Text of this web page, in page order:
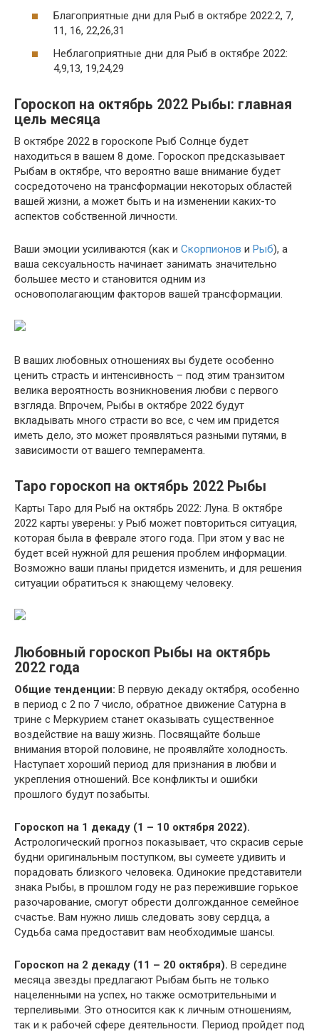
Благоприятные дни для Рыб в октябре 2022:2, 7,
11, 16, 22,26,31
Неблагоприятные дни для Рыб в октябре 2022:
4,9,13, 19,24,29
Гороскоп на октябрь 2022 Рыбы: главная
цель месяца
В октябре 2022 в гороскопе Рыб Солнце будет
находиться в вашем 8 доме. Гороскоп предсказывает
Рыбам в октябре, что вероятно ваше внимание будет
сосредоточено на трансформации некоторых областей
вашей жизни, а может быть и на изменении каких-то
аспектов собственной личности.
Ваши эмоции усиливаются (как и Скорпионов и Рыб), а
ваша сексуальность начинает занимать значительно
большее место и становится одним из
основополагающим факторов вашей трансформации.
В ваших любовных отношениях вы будете особенно
ценить страсть и интенсивность – под этим транзитом
велика вероятность возникновения любви с первого
взгляда. Впрочем, Рыбы в октябре 2022 будут
вкладывать много страсти во все, с чем им придется
иметь дело, это может проявляться разными путями, в
зависимости от вашего темперамента.
Таро гороскоп на октябрь 2022 Рыбы
Карты Таро для Рыб на октябрь 2022: Луна. В октябре
2022 карты уверены: у Рыб может повториться ситуация,
которая была в феврале этого года. При этом у вас не
будет всей нужной для решения проблем информации.
Возможно ваши планы придется изменить, и для решения
ситуации обратиться к знающему человеку.
Любовный гороскоп Рыбы на октябрь
2022 года
Общие тенденции: В первую декаду октября, особенно
в период с 2 по 7 число, обратное движение Сатурна в
трине с Меркурием станет оказывать существенное
воздействие на вашу жизнь. Посвящайте больше
внимания второй половине, не проявляйте холодность.
Наступает хороший период для признания в любви и
укрепления отношений. Все конфликты и ошибки
прошлого будут позабыты.
Гороскоп на 1 декаду (1 – 10 октября 2022).
Астрологический прогноз показывает, что скрасив серые
будни оригинальным поступком, вы сумеете удивить и
порадовать близкого человека. Одинокие представители
знака Рыбы, в прошлом году не раз пережившие горькое
разочарование, смогут обрести долгожданное семейное
счастье. Вам нужно лишь следовать зову сердца, а
Судьба сама предоставит вам необходимые шансы.
Гороскоп на 2 декаду (11 – 20 октября). В середине
месяца звезды предлагают Рыбам быть не только
нацеленными на успех, но также осмотрительными и
терпеливыми. Это относится как к личным отношениям,
так и к рабочей сфере деятельности. Период пройдет под